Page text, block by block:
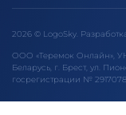
2026 © LogoSky.
ООО «Теремок Онлайн»,
Беларусь, г. Брест, ул.
госрегистрации №